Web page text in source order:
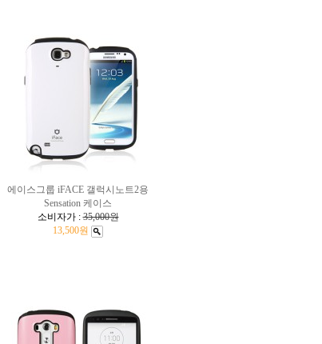
에이스그룹 iFACE 갤럭시노트2용
Sensation 케이스
소비자가 :35,000원
13,500원